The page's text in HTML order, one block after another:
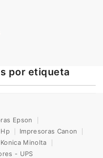
por etiqueta
Epson
Impresoras Canon
Minolta
- UPS